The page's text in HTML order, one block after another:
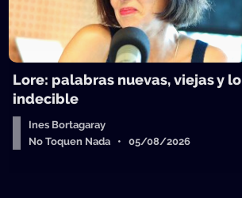
Lore: palabras nuevas, viejas y lo
indecible
Ines Bortagaray
No Toquen Nada • 05/08/2026